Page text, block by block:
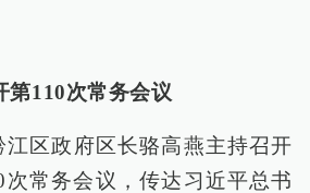
110次常务会议
江区政府区长骆高燕主持召开
次常务会议，传达习近平总书